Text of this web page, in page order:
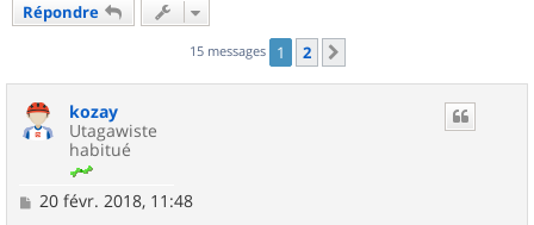
Répondre
15 messages 1 2
kozay
Utagawiste
habitué
M
20 févr. 2018, 11:48